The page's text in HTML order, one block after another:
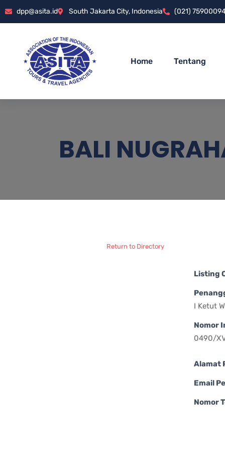
dpp@asita.id South Jakarta City, Indonesia (021)
Home Tentang
BALI
Return to Directory
Listing
I Ketut
Nomor
0490/
Alamat
Email
Nomor